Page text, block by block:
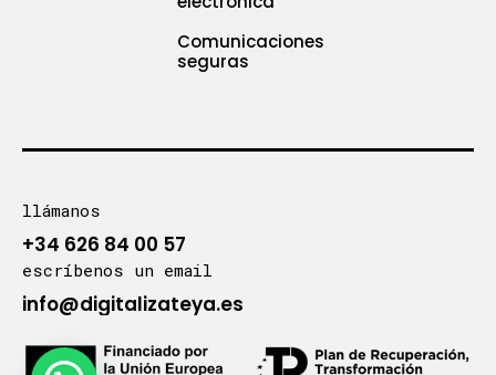
Comunicaciones
seguras
llámanos
+34 626 84 00 57
escríbenos un email
info@digitalizateya.es